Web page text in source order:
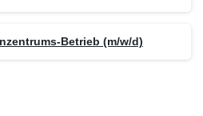
Betrieb (m/w/d)